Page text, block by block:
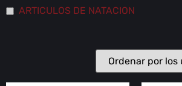
ARTICULOS DE NATACION